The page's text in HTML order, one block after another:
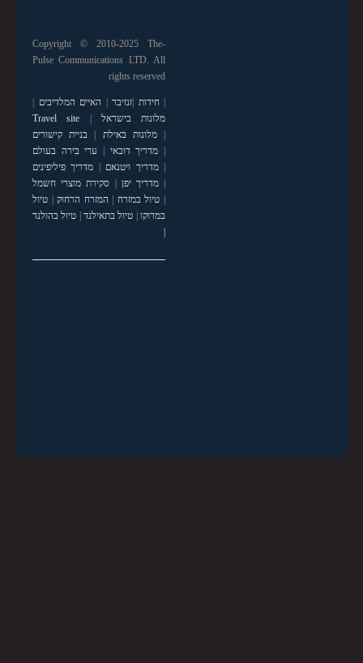
Copyright © 2010-2025 The-
Pulse Communications LTD. All
rights reserved
|חידות |זנזיבר | האיים המלדיבים |
מלונות בישראל |
Travel site
|מלונות באילת | בניית קישורים
| מדריך דובאי | ערי בירה בעולם
|מדריך ויטנאם | מדריך פיליפינים
|מדריך יפן | סקירת מוצרי חשמל
| טיול במזרח | המזרח הרחוק| טיול
במרוקו| טיול בתאילנד| טיול בהולנד
|